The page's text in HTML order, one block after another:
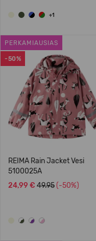
+1
-50%
PERKAMIAUSIAS
REIMA Rain Jacket Vesi
5100025A
24,99 € 49.95 (-50%)